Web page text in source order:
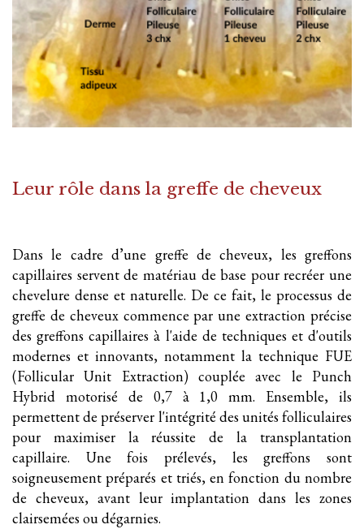
Leur rôle dans la greffe de cheveux
Dans le cadre d’une greffe de cheveux, les greffons
capillaires servent de matériau de base pour recréer une
chevelure dense et naturelle. De ce fait, le processus de
greffe de cheveux commence par une extraction précise
des greffons capillaires à l'aide de techniques et d'outils
modernes et innovants, notamment la technique FUE
(Follicular Unit Extraction) couplée avec le Punch
Hybrid motorisé de 0,7 à 1,0 mm. Ensemble, ils
permettent de préserver l'intégrité des unités folliculaires
pour maximiser la réussite de la transplantation
capillaire. Une fois prélevés, les greffons sont
soigneusement préparés et triés, en fonction du nombre
de cheveux, avant leur implantation dans les zones
clairsemées ou dégarnies.